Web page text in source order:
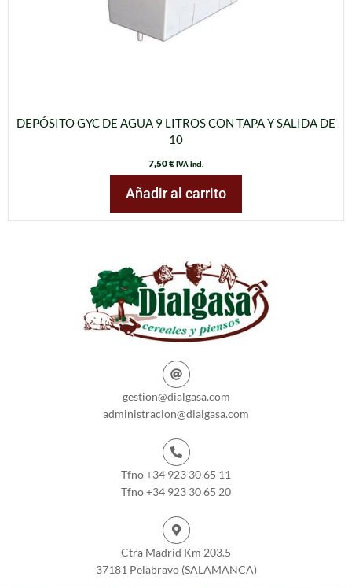
DEPÓSITO GYC DE AGUA 9 LITROS CON TAPA Y SALIDA DE
10
7,50€IVA incl.
Añadir al carrito
gestion@dialgasa.com
administracion@dialgasa.com
Tfno +34 923 30 65 11
Tfno +34 923 30 65 20
Ctra Madrid Km 203.5
37181 Pelabravo (SALAMANCA)